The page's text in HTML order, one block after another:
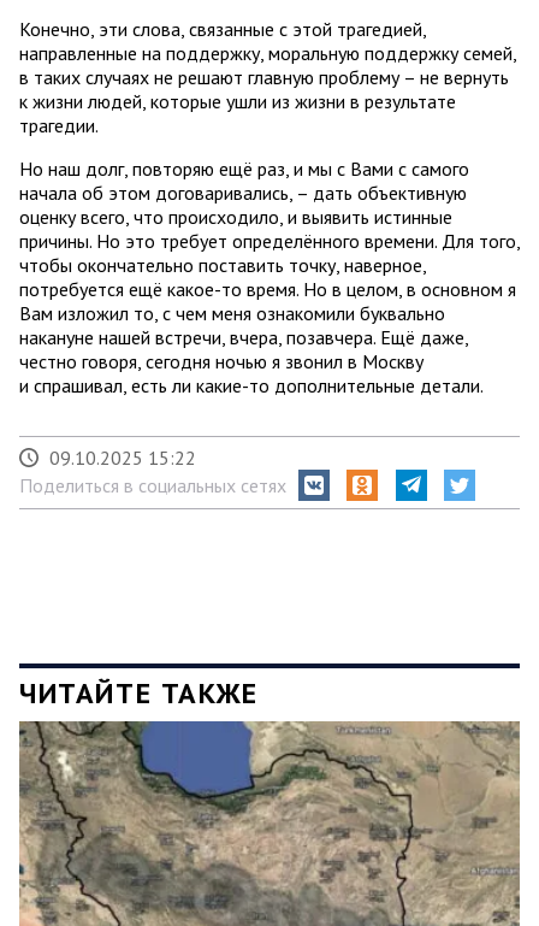
Конечно, эти слова, связанные с этой трагедией,
направленные на поддержку, моральную поддержку семей,
в таких случаях не решают главную проблему – не вернуть
к жизни людей, которые ушли из жизни в результате
трагедии.
Но наш долг, повторяю ещё раз, и мы с Вами с самого
начала об этом договаривались, – дать объективную
оценку всего, что происходило, и выявить истинные
причины. Но это требует определённого времени. Для того,
чтобы окончательно поставить точку, наверное,
потребуется ещё какое-то время. Но в целом, в основном я
Вам изложил то, с чем меня ознакомили буквально
накануне нашей встречи, вчера, позавчера. Ещё даже,
честно говоря, сегодня ночью я звонил в Москву
и спрашивал, есть ли какие-то дополнительные детали.
09.10.2025 15:22
Поделиться в социальных сетях
ЧИТАЙТЕ ТАКЖЕ